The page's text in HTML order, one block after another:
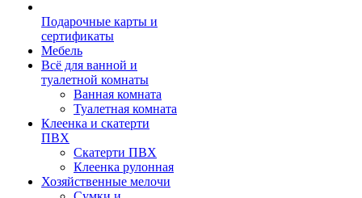
Подарочные карты и
сертификаты
Мебель
Всё для ванной и
туалетной комнаты
Ванная комната
Туалетная комната
Клеенка и скатерти
ПВХ
Скатерти ПВХ
Клеенка рулонная
Хозяйственные мелочи